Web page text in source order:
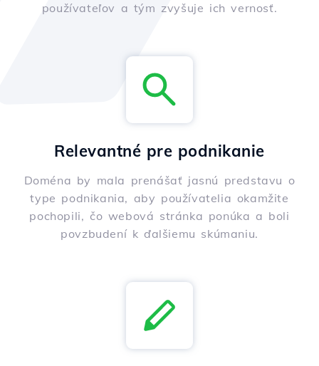
používateľov a tým zvyšuje ich vernosť.
Relevantné pre podnikanie
Doména by mala prenášať jasnú predstavu o
type podnikania, aby používatelia okamžite
pochopili, čo webová stránka ponúka a boli
povzbudení k ďalšiemu skúmaniu.